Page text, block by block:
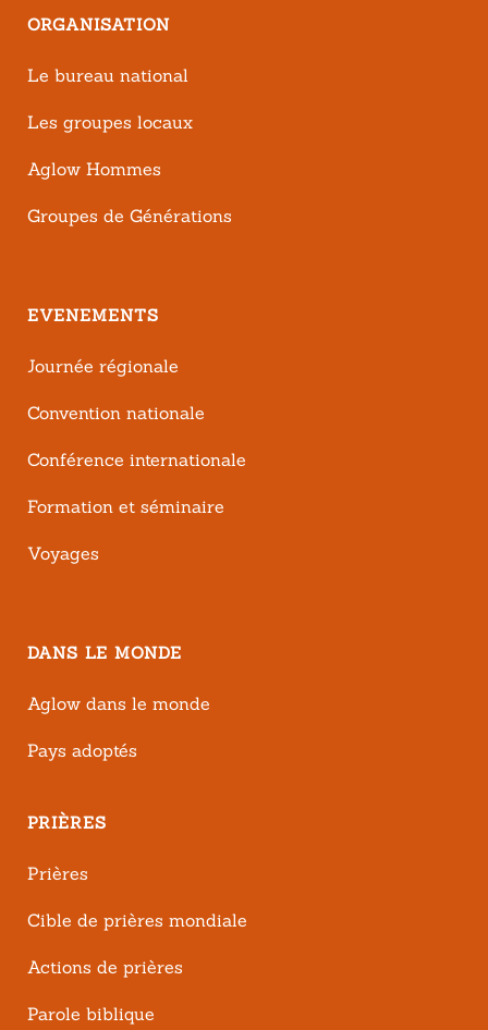
ORGANISATION
Le bureau national
Les groupes locaux
Aglow Hommes
Groupes de Générations
EVENEMENTS
Journée régionale
Convention nationale
Conférence internationale
Formation et séminaire
Voyages
DANS LE MONDE
Aglow dans le monde
Pays adoptés
PRIÈRES
Prières
Cible de prières mondiale
Actions de prières
Parole biblique